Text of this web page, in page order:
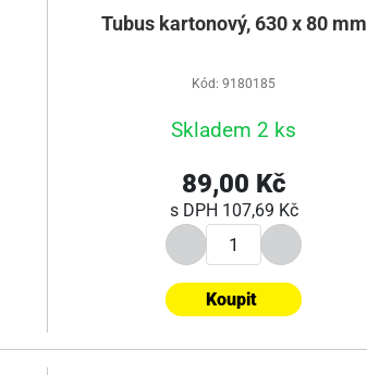
Tubus kartonový, 630 x 80 mm
Kód: 9180185
Skladem 2 ks
89,00 Kč
s DPH 107,69 Kč
Koupit